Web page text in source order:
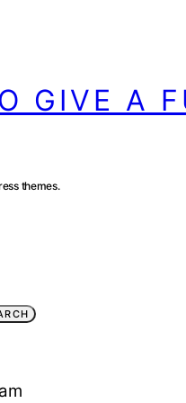
GIVE A
themes.